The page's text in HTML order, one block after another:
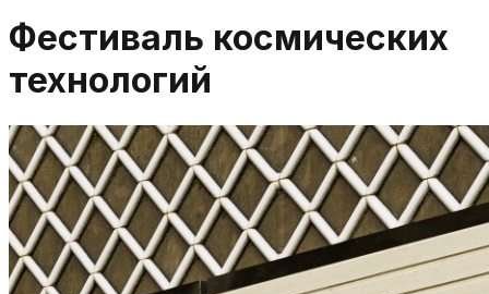
Фестиваль космических
технологий